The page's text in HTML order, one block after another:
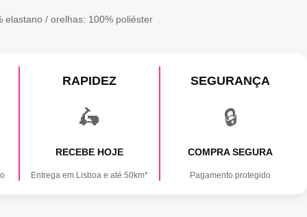
elastano / orelhas: 100% poliéster
RAPIDEZ
🛵
RECEBE HOJE
Entrega em Lisboa e até 50km*
SEGURANÇA
🔒
COMPRA SEGURA
Pagamento protegido